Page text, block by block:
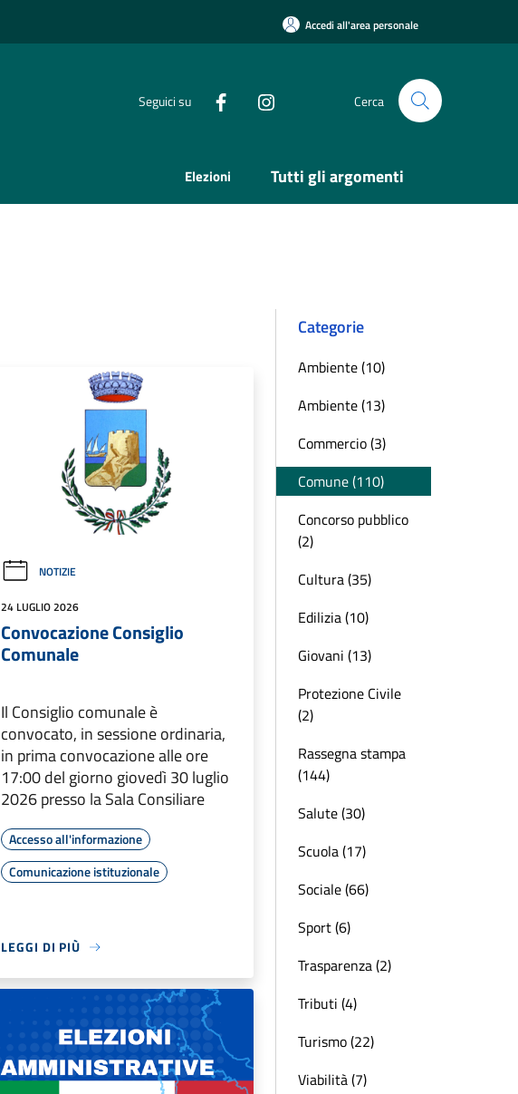
Accedi all'area personale
Seguici su Cerca
Elezioni Tutti gli argomenti
NOTIZIE
24 LUGLIO 2026
Convocazione Consiglio
Comunale
Il Consiglio comunale è
convocato, in sessione ordinaria,
in prima convocazione alle ore
17:00 del giorno giovedì 30 luglio
2026 presso la Sala Consiliare
Accesso all'informazione
Comunicazione istituzionale
LEGGI DI PIÙ
Categorie
Ambiente (10)
Ambiente (13)
Commercio (3)
Comune (110)
Concorso pubblico
(2)
Cultura (35)
Edilizia (10)
Giovani (13)
Protezione Civile
(2)
Rassegna stampa
(144)
Salute (30)
Scuola (17)
Sociale (66)
Sport (6)
Trasparenza (2)
Tributi (4)
Turismo (22)
Viabilità (7)